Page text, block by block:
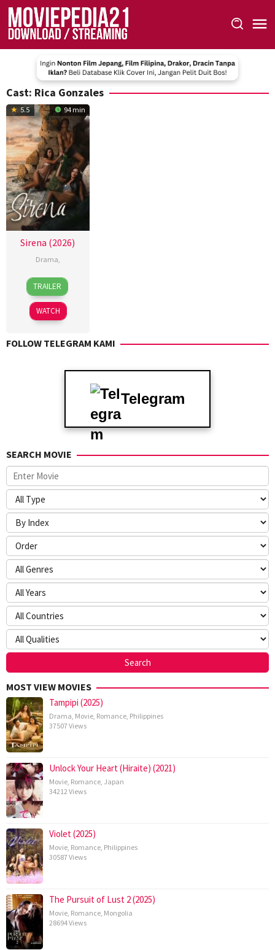
Skip
content
Cast: Rica Gonzales
5.5 94 min
Sirena (2026)
Drama
30
Jan
2026
Bobby
Bonifacio
TRAILER
WATCH
FOLLOW TELEGRAM KAMI
Telegram
SEARCH MOVIE
MOST VIEW MOVIES
Tampipi (2025)
Drama Movie Romance Philippines
37507 Views
Unlock Your Heart (Hiraite) (2021)
Movie Romance Japan
34212 Views
Violet (2025)
Movie Romance Philippines
30587 Views
The Pursuit of Lust 2 (2025)
Movie Romance Mongolia
28694 Views